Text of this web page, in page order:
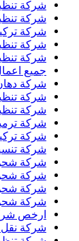
شركة
شركة
شركة
شركة
شركة
جميع
شركة
شركة
شركة
شركة
شركة
شركة
شركة
شركة شحن
شركة شحن
شركة شحن
ارخص
شركة نقل